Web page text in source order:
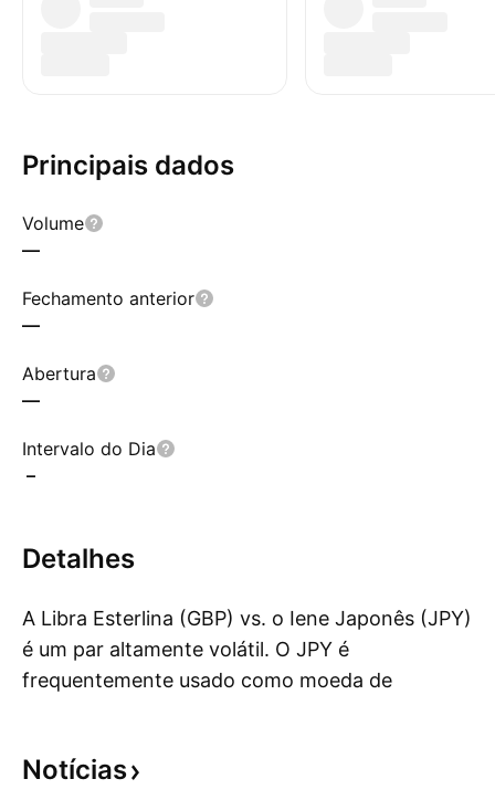
Principais dados
Volume
—
Fechamento anterior
—
Abertura
—
Intervalo do Dia
–
Detalhes
A Libra Esterlina (GBP) vs. o Iene Japonês (JPY)
é um par altamente volátil. O JPY é
frequentemente usado como moeda de
rendimento. Como o Reino Unido é uma das
Notícias